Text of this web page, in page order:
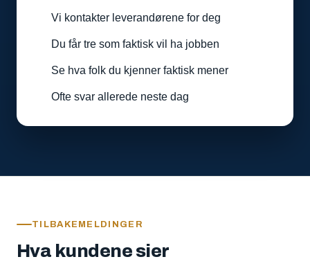
Vi kontakter leverandørene for deg
Du får tre som faktisk vil ha jobben
Se hva folk du kjenner faktisk mener
Ofte svar allerede neste dag
TILBAKEMELDINGER
Hva kundene sier